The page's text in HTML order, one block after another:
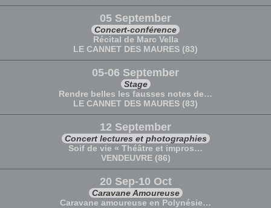
05 September
Concert-conférence
Récital de Marc Vella
LE CANNET DES MAURES (83)
05-06 September
Stage
Rendre belles les fausses notes de…
LE CANNET DES MAURES (83)
12 September
Concert lectures et photographies
Soif de vie « Théâtre et impros…
VENDEUVRE (86)
20 Sep-10 Oct
Caravane Amoureuse
Caravane amoureuse en Polynésie…